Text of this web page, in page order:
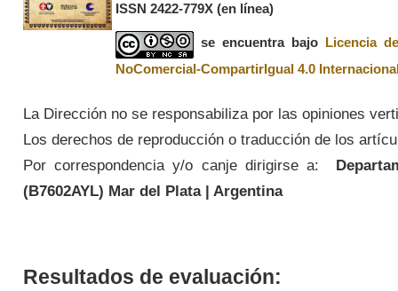
ISSN 2422-779X (en línea)
se encuentra bajo
Licencia
NoComercial-CompartirIgual 4.0
La Dirección no se responsabiliza por las opiniones
Los derechos de reproducción o traducción de los
Por correspondencia y/o canje dirigirse a:
(B7602AYL) Mar del Plata | Argentina
Resultados de evaluación: